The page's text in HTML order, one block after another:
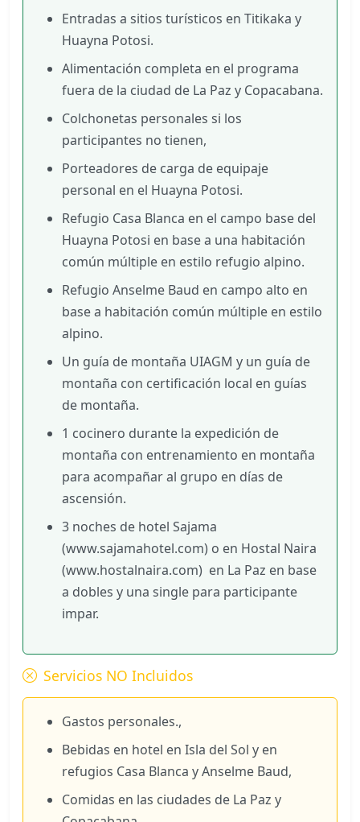
Entradas a sitios turísticos en Titikaka y
Huayna Potosi.
Alimentación completa en el programa
fuera de la ciudad de La Paz y Copacabana.
Colchonetas personales si los
participantes no tienen,
Porteadores de carga de equipaje
personal en el Huayna Potosi.
Refugio Casa Blanca en el campo base del
Huayna Potosi en base a una habitación
común múltiple en estilo refugio alpino.
Refugio Anselme Baud en campo alto en
base a habitación común múltiple en estilo
alpino.
Un guía de montaña UIAGM y un guía de
montaña con certificación local en guías
de montaña.
1 cocinero durante la expedición de
montaña con entrenamiento en montaña
para acompañar al grupo en días de
ascensión.
3 noches de hotel Sajama
(www.sajamahotel.com) o en Hostal Naira
(www.hostalnaira.com) en La Paz en base
a dobles y una single para participante
impar.
Servicios NO Incluidos
Gastos personales.,
Bebidas en hotel en Isla del Sol y en
refugios Casa Blanca y Anselme Baud,
Comidas en las ciudades de La Paz y